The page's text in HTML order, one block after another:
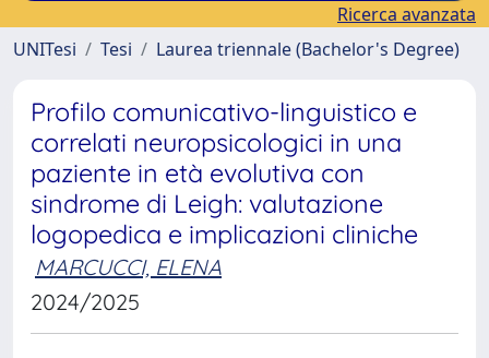
Ricerca avanzata
UNITesi
Tesi Laurea triennale (Bachelor's Degree)
Profilo comunicativo-linguistico e
correlati neuropsicologici in una
paziente in età evolutiva con
sindrome di Leigh: valutazione
logopedica e implicazioni cliniche
MARCUCCI, ELENA
2024/2025